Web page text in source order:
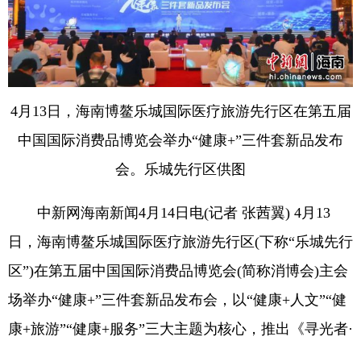
4月13日，海南博鳌乐城国际医疗旅游先行区在第五届
中国国际消费品博览会举办“健康+”三件套新品发布
会。乐城先行区供图
中新网海南新闻4月14日电(记者 张茜翼) 4月13
日，海南博鳌乐城国际医疗旅游先行区(下称“乐城先行
区”)在第五届中国国际消费品博览会(简称消博会)主会
场举办“健康+”三件套新品发布会，以“健康+人文”“健
康+旅游”“健康+服务”三大主题为核心，推出《寻光者·